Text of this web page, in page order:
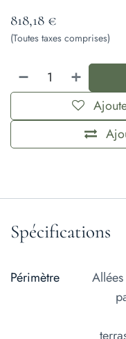
818,18 €
(Toutes taxes comprises)
Spécifications
Périmètre